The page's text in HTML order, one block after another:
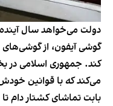
کند. جمهوری اسلامی در
می‌کند که با قوانین
بابت تماشای کشتار دام